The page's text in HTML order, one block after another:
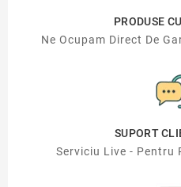
PRODUSE
Ne Ocupam Direct De
SUPORT
Serviciu Live - Pentru